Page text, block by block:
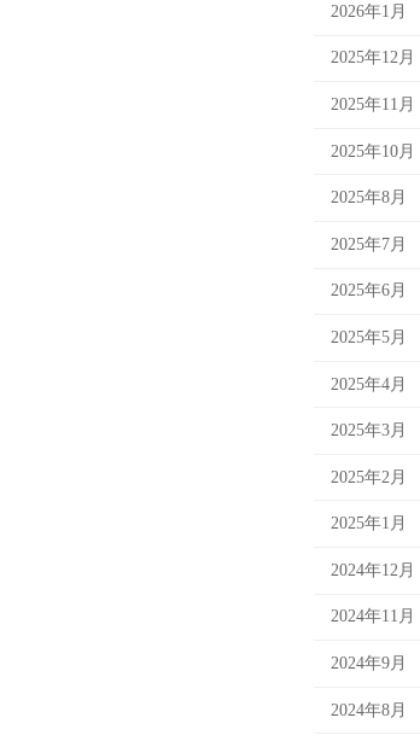
2026年1月
2025年12月
2025年11月
2025年10月
2025年8月
2025年7月
2025年6月
2025年5月
2025年4月
2025年3月
2025年2月
2025年1月
2024年12月
2024年11月
2024年9月
2024年8月